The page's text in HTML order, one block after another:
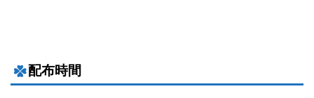
配布時間